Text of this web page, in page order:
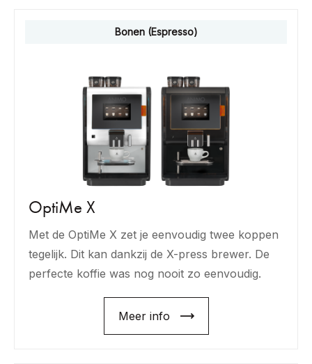
Bonen (Espresso)
OptiMe X
Met de OptiMe X zet je eenvoudig twee koppen
tegelijk. Dit kan dankzij de X-press brewer. De
perfecte koffie was nog nooit zo eenvoudig.
Meer info